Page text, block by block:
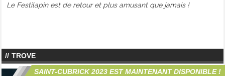
Le Festilapin est de retour et plus amusant que jamais !
TROVE
SAINT-CUBRICK 2023 EST MAINTENANT DISPONIBLE !